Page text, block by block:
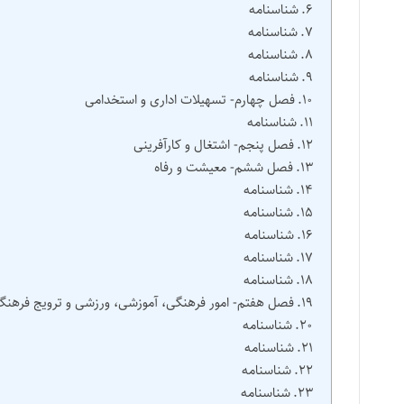
شناسنامه
شناسنامه
شناسنامه
شناسنامه
فصل چهارم‌- تسهیلات اداری و استخدامی
شناسنامه
فصل پنجم‌- اشتغال و کارآفرینی
فصل ششم‌- معیشت و رفاه
شناسنامه
شناسنامه
شناسنامه
شناسنامه
شناسنامه
فصل هفتم‌- امور فرهنگی، آموزشی، ورزشی و ترویج
شناسنامه
شناسنامه
شناسنامه
شناسنامه